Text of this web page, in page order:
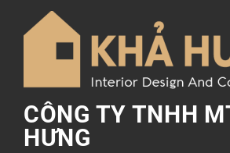
CÔNG TY TNHH
HƯNG